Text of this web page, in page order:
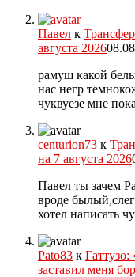
Павел к
августа 2026
рамуш какой
нас негр
чуквуезе мне
centurion73 к
на 7 августа 2026
Павел ты зачем
вроде
хотел написать
Pato83 к Гаттузо:
заставил меня